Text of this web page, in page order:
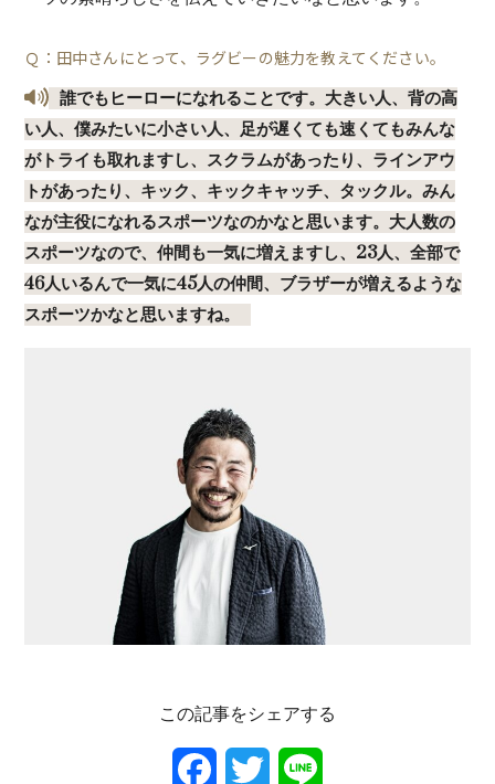
Ｑ：田中さんにとって、ラグビーの魅力を教えてください。
誰でもヒーローになれることです。大きい人、背の高
い人、僕みたいに小さい人、足が遅くても速くてもみんな
がトライも取れますし、スクラムがあったり、ラインアウ
トがあったり、キック、キックキャッチ、タックル。みん
なが主役になれるスポーツなのかなと思います。大人数の
スポーツなので、仲間も一気に増えますし、23人、全部で
46人いるんで一気に45人の仲間、ブラザーが増えるような
スポーツかなと思いますね。
この記事をシェアする